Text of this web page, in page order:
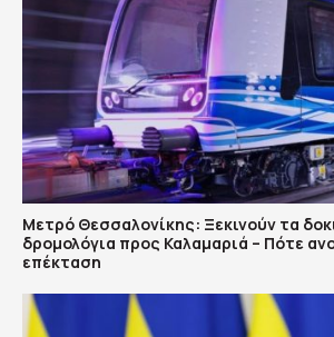
Μετρό Θεσσαλονίκης: Ξεκινούν τα
δρομολόγια προς Καλαμαριά – Πότε
επέκταση